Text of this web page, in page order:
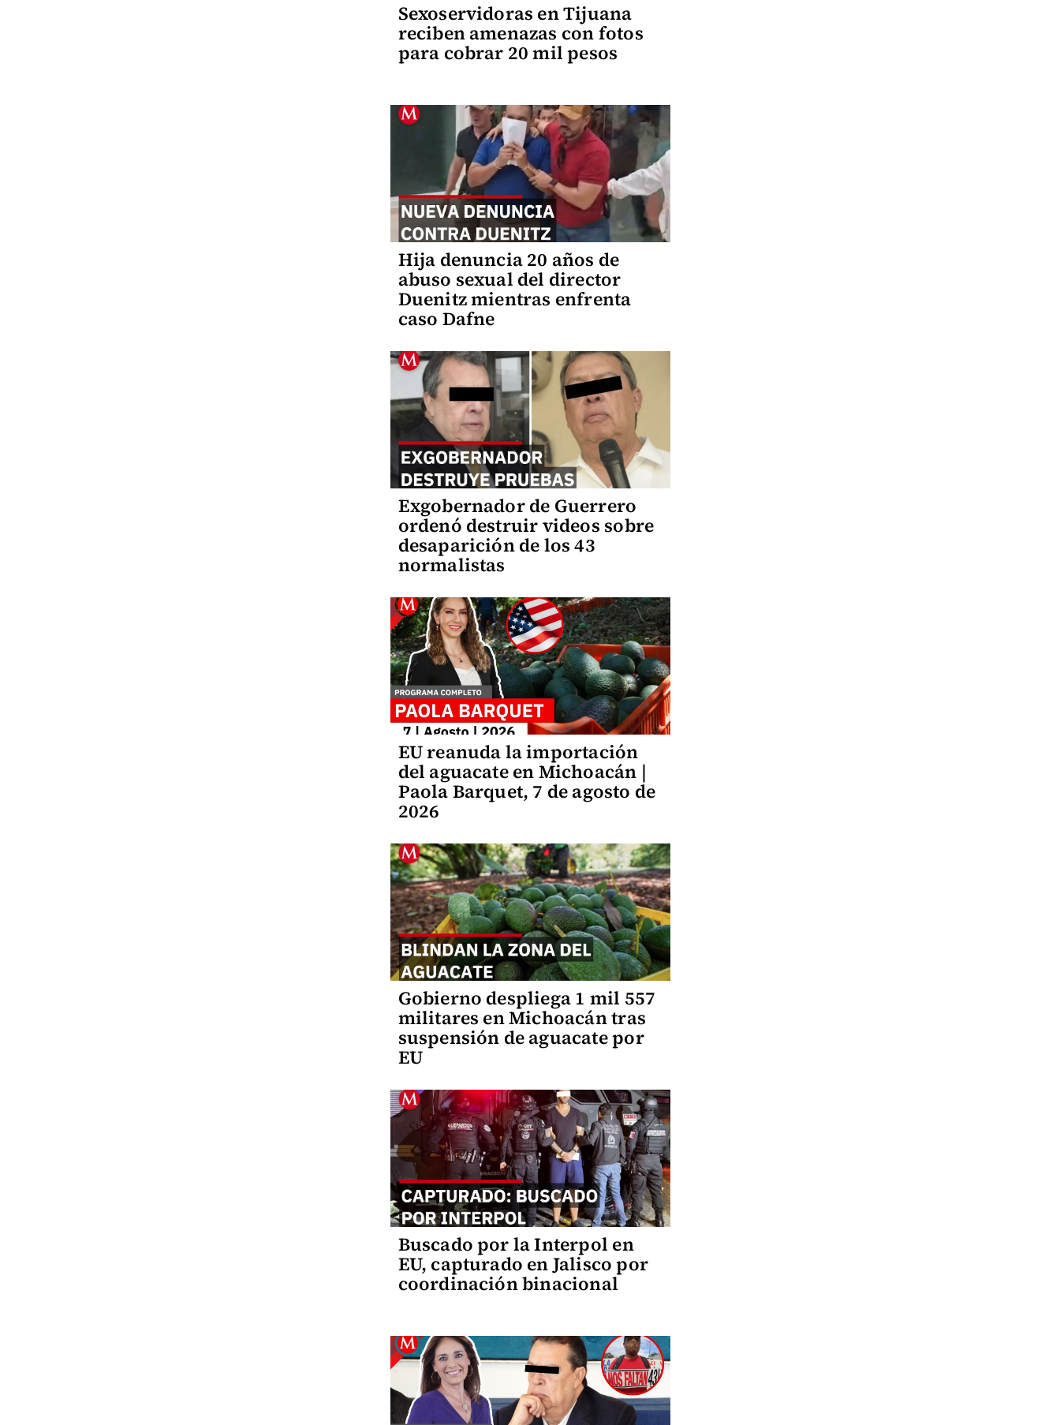
Sexoservidoras en Tijuana
reciben amenazas con fotos
para cobrar 20 mil pesos
Hija denuncia 20 años de
abuso sexual del director
Duenitz mientras enfrenta
caso Dafne
Exgobernador de Guerrero
ordenó destruir videos sobre
desaparición de los 43
normalistas
EU reanuda la importación
del aguacate en Michoacán |
Paola Barquet, 7 de agosto de
2026
Gobierno despliega 1 mil 557
militares en Michoacán tras
suspensión de aguacate por
EU
Buscado por la Interpol en
EU, capturado en Jalisco por
coordinación binacional